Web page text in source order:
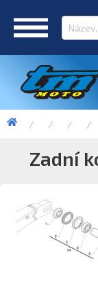
Zadní